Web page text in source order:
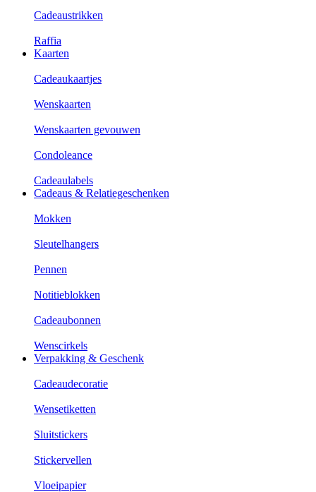
Cadeaustrikken
Raffia
Kaarten
Cadeaukaartjes
Wenskaarten
Wenskaarten gevouwen
Condoleance
Cadeaulabels
Cadeaus & Relatiegeschenken
Mokken
Sleutelhangers
Pennen
Notitieblokken
Cadeaubonnen
Wenscirkels
Verpakking & Geschenk
Cadeaudecoratie
Wensetiketten
Sluitstickers
Stickervellen
Vloeipapier